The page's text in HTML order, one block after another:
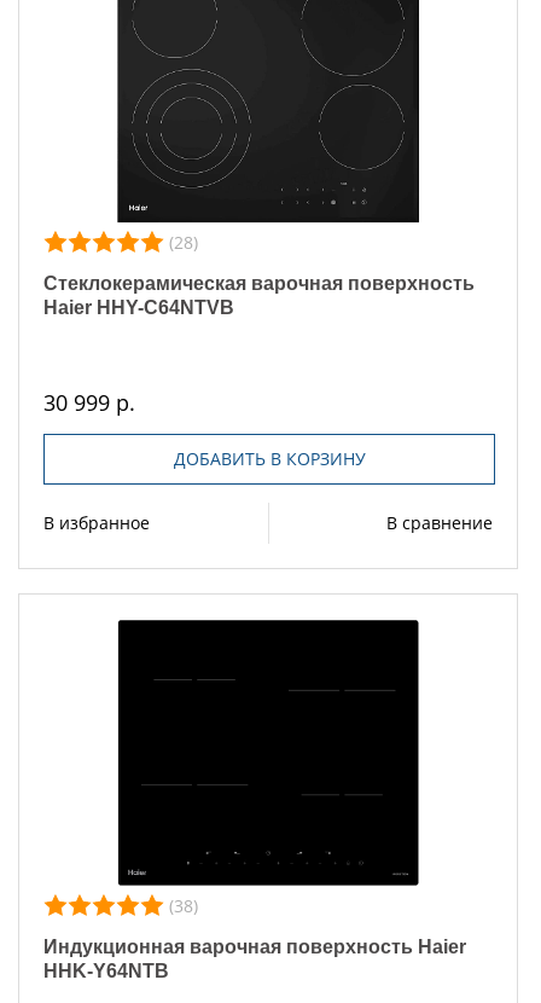
(28)
Стеклокерамическая варочная поверхность
Haier HHY-C64NTVB
30 999 р.
ДОБАВИТЬ В КОРЗИНУ
В избранное В сравнение
(38)
Индукционная варочная поверхность Haier
HHK-Y64NTB